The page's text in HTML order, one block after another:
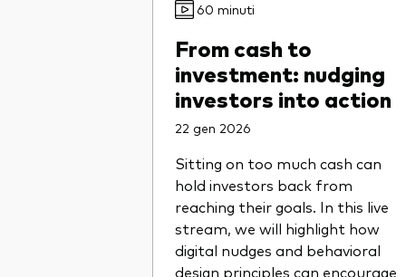
60 minuti
From cash to
investment: nudging
investors into action
22 gen 2026
Sitting on too much cash can
hold investors back from
reaching their goals. In this live
stream, we will highlight how
digital nudges and behavioral
design principles can encourage